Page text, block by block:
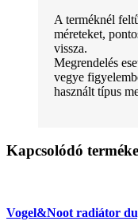
A terméknél
méreteket,
vissza.
Megrendelés
vegye
használt típus
Kapcsolódó
Vogel&Noot radiátor